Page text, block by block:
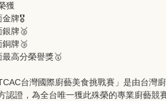
獲
金牌🎖️
銀牌🥈
銅牌🥉
最高分榮譽獎🥇
TCAC台灣國際廚藝美食挑戰賽」是由台灣
認證，為全台唯一獲此殊榮的專業廚藝競